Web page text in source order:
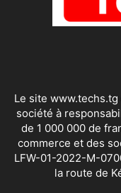
Le site www.techs.tg
société à
de 1 000 000 de
commerce et des
LFW-01-2022-M-
la route de